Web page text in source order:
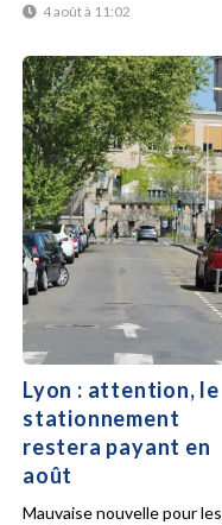
4 août à 11:02
Lyon : attention, le
stationnement
restera payant en
août
Mauvaise nouvelle pour les